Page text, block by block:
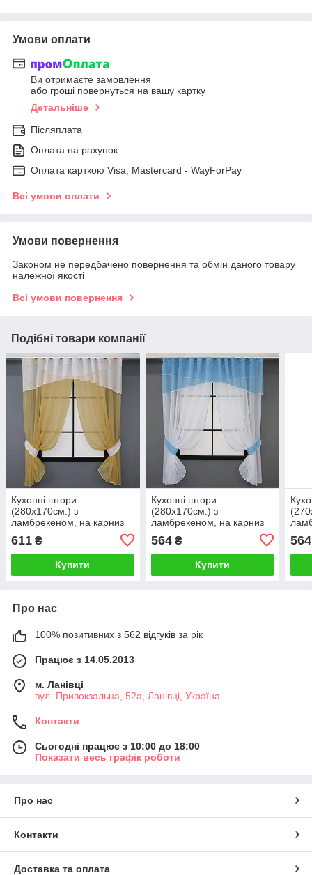
Умови оплати
Ви отримаєте замовлення
або гроші повернуться на вашу картку
Детальніше
Післяплата
Оплата на рахунок
Оплата карткою Visa, Mastercard - WayForPay
Всі умови оплати
Умови повернення
Законом не передбачено повернення та обмін даного товару
належної якості
Всі умови повернення
Подібні товари компанії
Кухонні штори
(280х170см.) з
ламбрекеном, на карниз
1-1,5м. Колір золотистий з
білим. Код 091к 52-0733
611 ₴
Купити
Кухонні штори
(280х170см.) з
ламбрекеном, на карниз
1-1,5м. Колір блакитний з
білим. Код 091к 52-0744
564₴
Купити
564
Про нас
100% позитивних з 562 відгуків за рік
Працює з 14.05.2013
м. Ланівці
вул. Привокзальна, 52а, Ланівці, Україна
Контакти
Сьогодні працює з 10:00 до 18:00
Показати весь графік роботи
Про нас
Контакти
Доставка та оплата